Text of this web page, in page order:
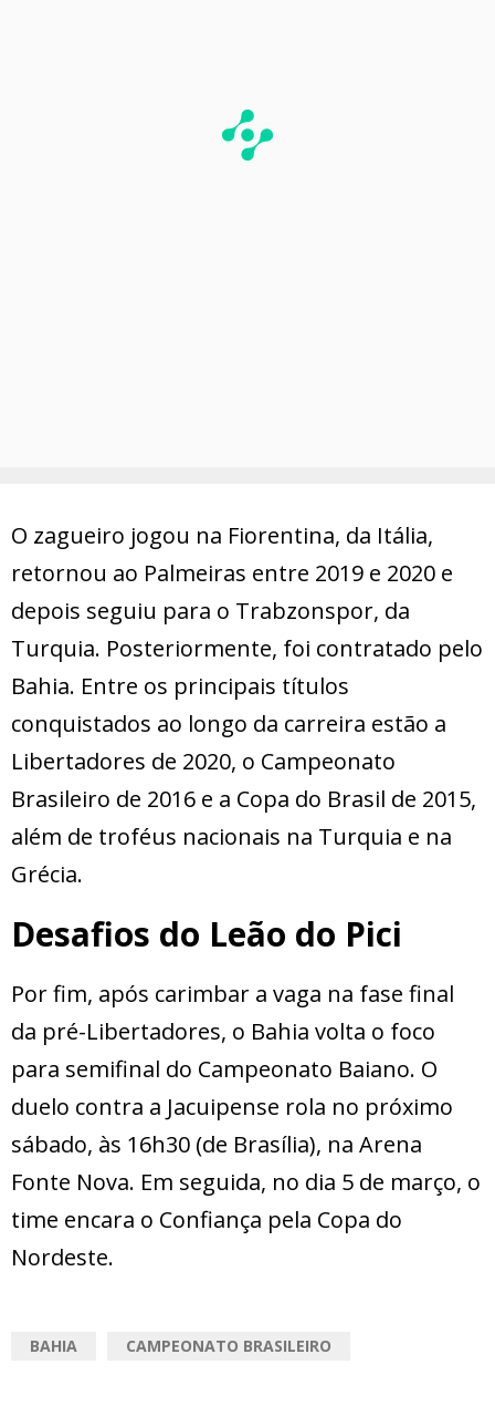
O zagueiro jogou na Fiorentina, da Itália,
retornou ao Palmeiras entre 2019 e 2020 e
depois seguiu para o Trabzonspor, da
Turquia. Posteriormente, foi contratado pelo
Bahia. Entre os principais títulos
conquistados ao longo da carreira estão a
Libertadores de 2020, o Campeonato
Brasileiro de 2016 e a Copa do Brasil de 2015,
além de troféus nacionais na Turquia e na
Grécia.
Desafios do Leão do Pici
Por fim, após carimbar a vaga na fase final
da pré-Libertadores, o Bahia volta o foco
para semifinal do Campeonato Baiano. O
duelo contra a Jacuipense rola no próximo
sábado, às 16h30 (de Brasília), na Arena
Fonte Nova. Em seguida, no dia 5 de março, o
time encara o Confiança pela Copa do
Nordeste.
BAHIA CAMPEONATO BRASILEIRO